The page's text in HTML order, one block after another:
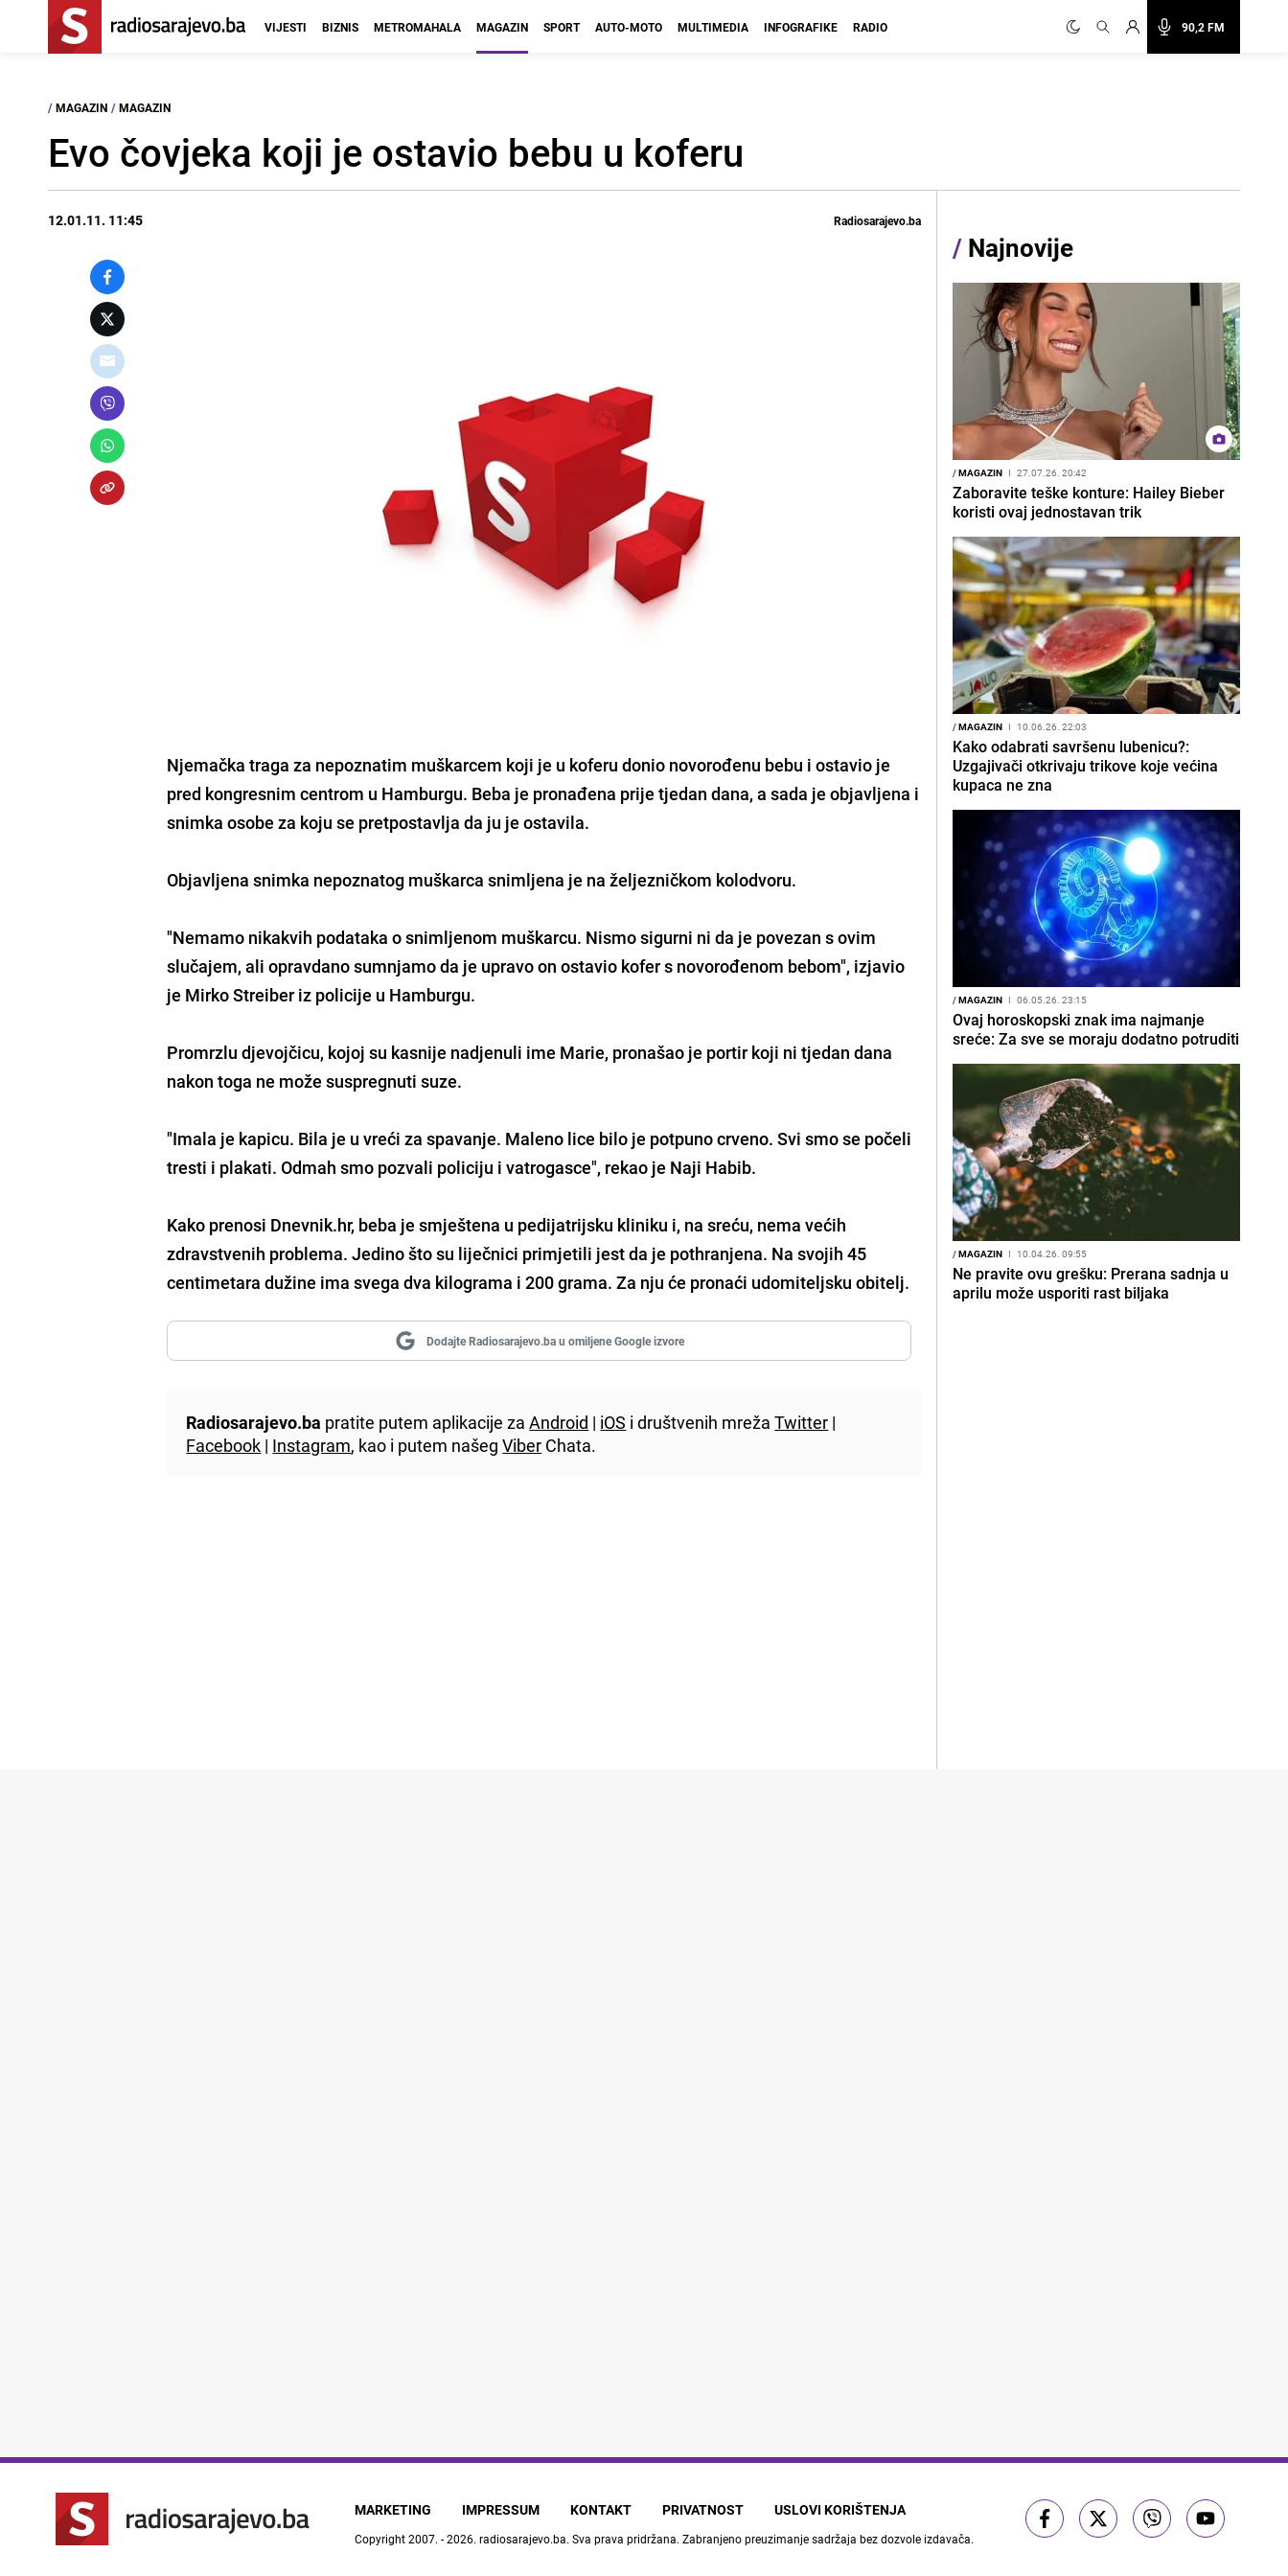
90,2 FM
VIJESTI BIZNIS METROMAHALA MAGAZIN SPORT AUTO-MOTO MULTIMEDIA INFOGRAFIKE RADIO
/ MAGAZIN / MAGAZIN
Evo čovjeka koji je ostavio bebu u koferu
12.01.11. 11:45 Radiosarajevo.ba
Njemačka traga za nepoznatim muškarcem koji je u koferu donio novorođenu bebu i ostavio je
pred kongresnim centrom u Hamburgu. Beba je pronađena prije tjedan dana, a sada je objavljena i
snimka osobe za koju se pretpostavlja da ju je ostavila.
Objavljena snimka nepoznatog muškarca snimljena je na željezničkom kolodvoru.
"Nemamo nikakvih podataka o snimljenom muškarcu. Nismo sigurni ni da je povezan s ovim
slučajem, ali opravdano sumnjamo da je upravo on ostavio kofer s novorođenom bebom", izjavio
je Mirko Streiber iz policije u Hamburgu.
Promrzlu djevojčicu, kojoj su kasnije nadjenuli ime Marie, pronašao je portir koji ni tjedan dana
nakon toga ne može suspregnuti suze.
"Imala je kapicu. Bila je u vreći za spavanje. Maleno lice bilo je potpuno crveno. Svi smo se počeli
tresti i plakati. Odmah smo pozvali policiju i vatrogasce", rekao je Naji Habib.
Kako prenosi Dnevnik.hr, beba je smještena u pedijatrijsku kliniku i, na sreću, nema većih
zdravstvenih problema. Jedino što su liječnici primjetili jest da je pothranjena. Na svojih 45
centimetara dužine ima svega dva kilograma i 200 grama. Za nju će pronaći udomiteljsku obitelj.
Dodajte Radiosarajevo.ba u omiljene Google izvore
Radiosarajevo.ba pratite putem aplikacije zaAndroid | iOS i društvenih mrežaTwitter |
Facebook | Instagram, kao i putem našegViber Chata.
/ Najnovije
/MAGAZIN I 27.07.26. 20:42
Zaboravite teške konture: Hailey Bieber
koristi ovaj jednostavan trik
/MAGAZIN I 10.06.26. 22:03
Kako odabrati savršenu lubenicu?:
Uzgajivači otkrivaju trikove koje većina
kupaca ne zna
/MAGAZIN I 06.05.26. 23:15
Ovaj horoskopski znak ima najmanje
sreće: Za sve se moraju dodatno potruditi
/MAGAZIN I 10.04.26. 09:55
Ne pravite ovu grešku: Prerana sadnja u
aprilu može usporiti rast biljaka
MARKETING IMPRESSUM KONTAKT PRIVATNOST USLOVI KORIŠTENJA
Copyright 2007. - 2026. radiosarajevo.ba. Sva prava pridržana. Zabranjeno preuzimanje sadržaja bez dozvole izdavača.